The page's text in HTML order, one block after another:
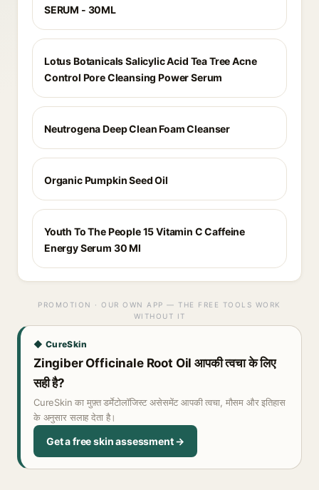
SERUM - 30ML
Lotus Botanicals Salicylic Acid Tea Tree Acne
Control Pore Cleansing Power Serum
Neutrogena Deep Clean Foam Cleanser
Organic Pumpkin Seed Oil
Youth To The People 15 Vitamin C Caffeine
Energy Serum 30 Ml
PROMOTION · OUR OWN APP — THE FREE TOOLS WORK
WITHOUT IT
◆ CureSkin
Zingiber Officinale Root Oil आपकी त्वचा के लिए
सही है?
CureSkin का मुफ़्त डर्मेटोलॉजिस्ट असेसमेंट आपकी त्वचा, मौसम और इतिहास
के अनुसार सलाह देता है।
Get a free skin assessment →